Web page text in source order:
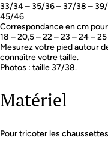
33/34 – 35/36 – 37/38 –
45/46
Correspondance en cm
18 – 20,5 – 22 – 23 – 24 –
Mesurez votre pied autour
connaître votre taille.
Photos : taille 37/38.
Matériel
Pour tricoter les